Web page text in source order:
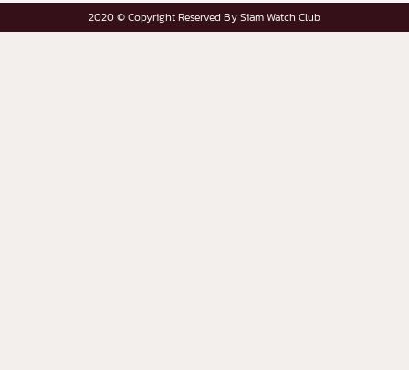
2020 © Copyright Reserved By Siam Watch Club